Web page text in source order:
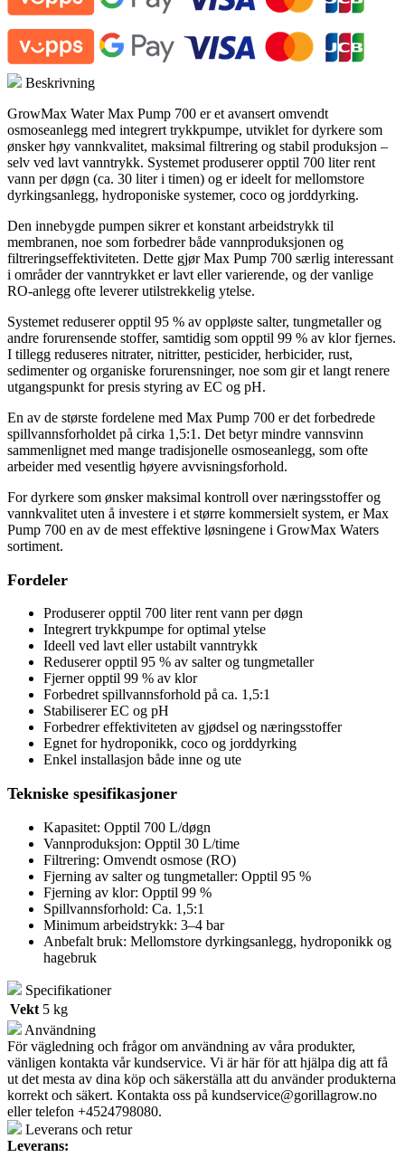
Beskrivning
GrowMax Water Max Pump 700 er et avansert omvendt
osmoseanlegg med integrert trykkpumpe, utviklet for dyrkere som
ønsker høy vannkvalitet, maksimal filtrering og stabil produksjon –
selv ved lavt vanntrykk. Systemet produserer opptil 700 liter rent
vann per døgn (ca. 30 liter i timen) og er ideelt for mellomstore
dyrkingsanlegg, hydroponiske systemer, coco og jorddyrking.
Den innebygde pumpen sikrer et konstant arbeidstrykk til
membranen, noe som forbedrer både vannproduksjonen og
filtreringseffektiviteten. Dette gjør Max Pump 700 særlig interessant
i områder der vanntrykket er lavt eller varierende, og der vanlige
RO-anlegg ofte leverer utilstrekkelig ytelse.
Systemet reduserer opptil 95 % av oppløste salter, tungmetaller og
andre forurensende stoffer, samtidig som opptil 99 % av klor fjernes.
I tillegg reduseres nitrater, nitritter, pesticider, herbicider, rust,
sedimenter og organiske forurensninger, noe som gir et langt renere
utgangspunkt for presis styring av EC og pH.
En av de største fordelene med Max Pump 700 er det forbedrede
spillvannsforholdet på cirka 1,5:1. Det betyr mindre vannsvinn
sammenlignet med mange tradisjonelle osmoseanlegg, som ofte
arbeider med vesentlig høyere avvisningsforhold.
For dyrkere som ønsker maksimal kontroll over næringsstoffer og
vannkvalitet uten å investere i et større kommersielt system, er Max
Pump 700 en av de mest effektive løsningene i GrowMax Waters
sortiment.
Fordeler
Produserer opptil 700 liter rent vann per døgn
Integrert trykkpumpe for optimal ytelse
Ideell ved lavt eller ustabilt vanntrykk
Reduserer opptil 95 % av salter og tungmetaller
Fjerner opptil 99 % av klor
Forbedret spillvannsforhold på ca. 1,5:1
Stabiliserer EC og pH
Forbedrer effektiviteten av gjødsel og næringsstoffer
Egnet for hydroponikk, coco og jorddyrking
Enkel installasjon både inne og ute
Tekniske spesifikasjoner
Kapasitet: Opptil 700 L/døgn
Vannproduksjon: Opptil 30 L/time
Filtrering: Omvendt osmose (RO)
Fjerning av salter og tungmetaller: Opptil 95 %
Fjerning av klor: Opptil 99 %
Spillvannsforhold: Ca. 1,5:1
Minimum arbeidstrykk: 3–4 bar
Anbefalt bruk: Mellomstore dyrkingsanlegg, hydroponikk og
hagebruk
Specifikationer
Vekt 5 kg
Användning
För vägledning och frågor om användning av våra produkter,
vänligen kontakta vår kundservice. Vi är här för att hjälpa dig att få
ut det mesta av dina köp och säkerställa att du använder produkterna
korrekt och säkert. Kontakta oss på kundservice@gorillagrow.no
eller telefon +4524798080.
Leverans och retur
Leverans: